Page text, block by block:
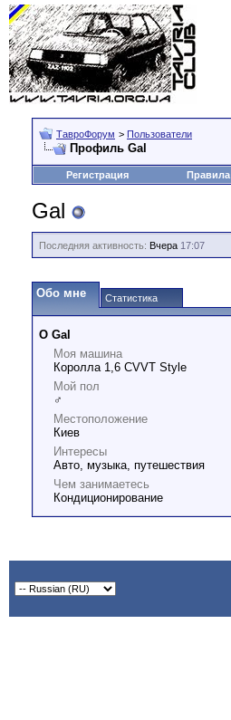
ТавроФорум > Пользователи
Профиль Gal
Регистрация Правила
Gal
Последняя активность: Вчера 17:07
Обо мне Статистика
О Gal
Моя машина
Королла 1,6 CVVT Style
Мой пол
♂
Местоположение
Киев
Интересы
Авто, музыка, путешествия
Чем занимаетесь
Кондиционирование